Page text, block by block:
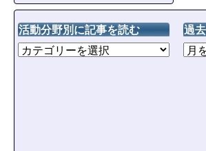
活動分野別に記事を読む 過